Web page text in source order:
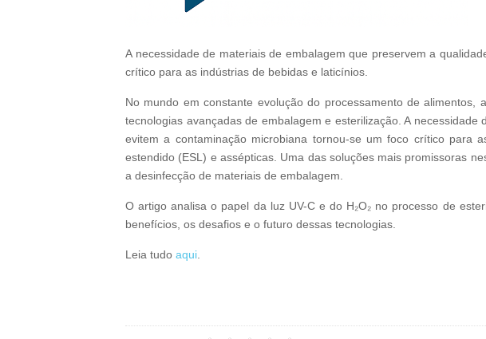
A necessidade de materiais de embalagem que preservem a
crítico para as indústrias de bebidas e laticínios.
No mundo em constante evolução do processamento de
tecnologias avançadas de embalagem e esterilização. A
evitem a contaminação microbiana tornou-se um foco crítico para
estendido (ESL) e assépticas. Uma das soluções mais promissoras
a desinfecção de materiais de embalagem.
O artigo analisa o papel da luz UV-C e do H₂O₂ no processo de
benefícios, os desafios e o futuro dessas tecnologias.
Leia tudo aqui